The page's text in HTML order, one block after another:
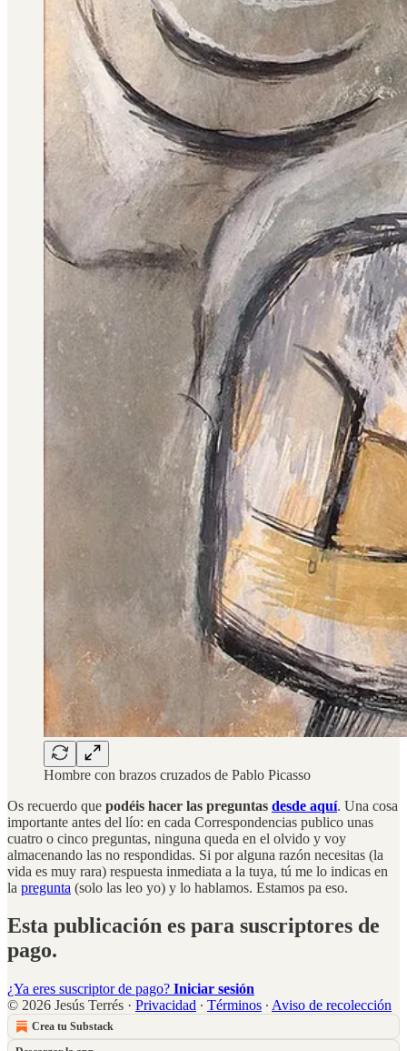
Hombre con brazos cruzados de Pablo Picasso
Os recuerdo que podéis hacer las preguntas desde aquí. Una cosa
importante antes del lío: en cada Correspondencias publico unas
cuatro o cinco preguntas, ninguna queda en el olvido y voy
almacenando las no respondidas. Si por alguna razón necesitas (la
vida es muy rara) respuesta inmediata a la tuya, tú me lo indicas en
la pregunta (solo las leo yo) y lo hablamos. Estamos pa eso.
Esta publicación es para suscriptores de
pago.
¿Ya eres suscriptor de pago? Iniciar sesión
© 2026 Jesús Terrés · Privacidad ∙ Términos ∙ Aviso de recolección
Crea tu Substack